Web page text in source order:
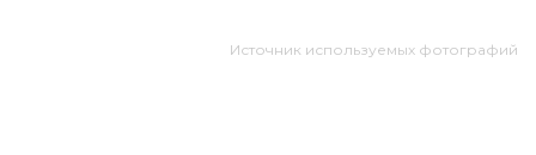
Источник используемых фотографий